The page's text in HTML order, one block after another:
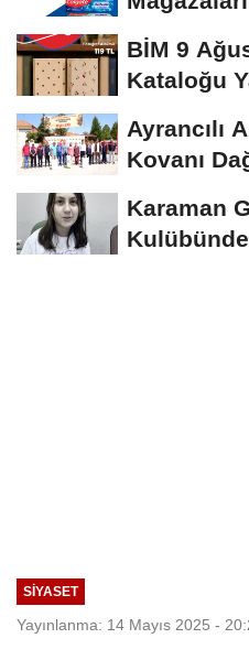
Boyunca
BİM 9
Kataloğu
Ayrancılı
Kovanı
Karaman
Kulübünde
SIYASET
Yayınlanma: 14 Mayıs 2025 -